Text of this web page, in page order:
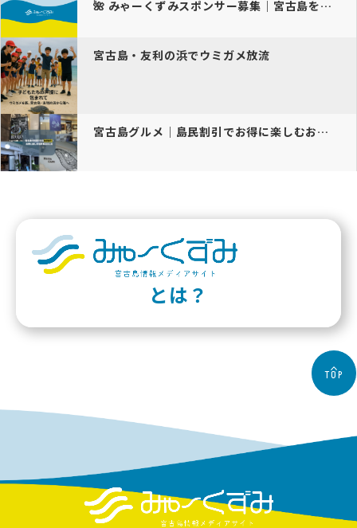
🌺 みゃーくずみスポンサー募集｜宮古島を一緒に盛り上…
宮古島・友利の浜でウミガメ放流
宮古島グルメ｜島民割引でお得に楽しむおすすめ店ガイド
とは？
TOP